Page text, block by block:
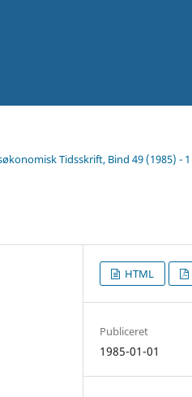
Tidsskrift, Bind 49 (1985) - 1
HTML
Publiceret
1985-01-01